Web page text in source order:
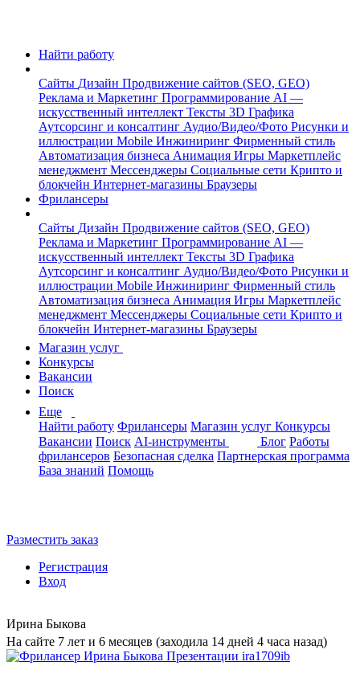
Найти работу
Сайты Дизайн Продвижение сайтов (SEO, GEO)
Реклама и Маркетинг Программирование AI —
искусственный интеллект Тексты 3D Графика
Аутсорсинг и консалтинг Аудио/Видео/Фото Рисунки и
иллюстрации Mobile Инжиниринг Фирменный стиль
Автоматизация бизнеса Анимация Игры Маркетплейс
менеджмент Мессенджеры Социальные сети Крипто и
блокчейн Интернет-магазины Браузеры
Фрилансеры
Сайты Дизайн Продвижение сайтов (SEO, GEO)
Реклама и Маркетинг Программирование AI —
искусственный интеллект Тексты 3D Графика
Аутсорсинг и консалтинг Аудио/Видео/Фото Рисунки и
иллюстрации Mobile Инжиниринг Фирменный стиль
Автоматизация бизнеса Анимация Игры Маркетплейс
менеджмент Мессенджеры Социальные сети Крипто и
блокчейн Интернет-магазины Браузеры
Магазин услуг
Конкурсы
Вакансии
Поиск
Еще
Найти работу Фрилансеры Магазин услуг Конкурсы
Вакансии Поиск AI-инструменты Блог Работы
фрилансеров Безопасная сделка Партнерская программа
База знаний Помощь
Разместить заказ
Регистрация
Вход
Ирина Быкова
На сайте 7 лет и 6 месяцев (заходила 14 дней 4 часа назад)